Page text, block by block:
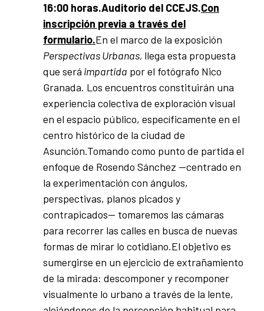
16:00 horas.Auditorio del CCEJS.Con
inscripción previa a través del
formulario.En el marco de la exposición
Perspectivas Urbanas, llega esta propuesta
que será impartida por el fotógrafo Nico
Granada. Los encuentros constituirán una
experiencia colectiva de exploración visual
en el espacio público, específicamente en el
centro histórico de la ciudad de
Asunción.Tomando como punto de partida el
enfoque de Rosendo Sánchez —centrado en
la experimentación con ángulos,
perspectivas, planos picados y
contrapicados— tomaremos las cámaras
para recorrer las calles en busca de nuevas
formas de mirar lo cotidiano.El objetivo es
sumergirse en un ejercicio de extrañamiento
de la mirada: descomponer y recomponer
visualmente lo urbano a través de la lente,